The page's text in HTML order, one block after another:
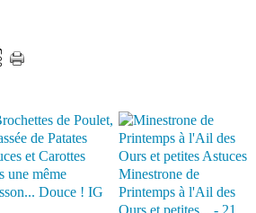
Minestrone de
Printemps à l'Ail des